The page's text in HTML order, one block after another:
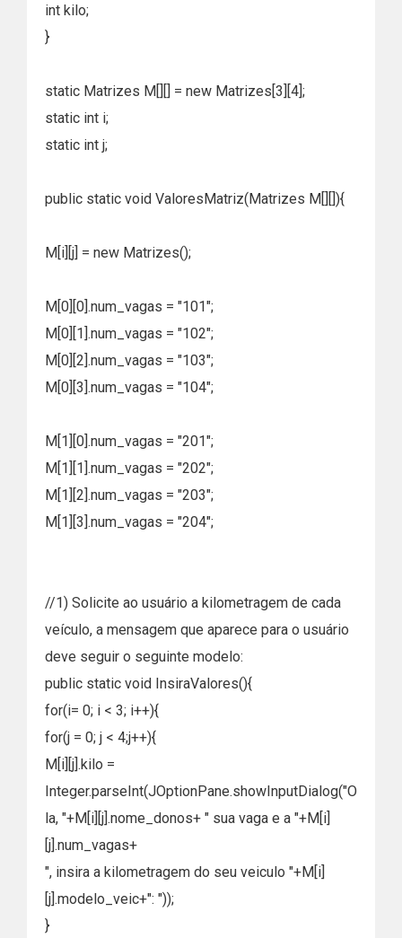
int kilo;
}
static Matrizes M[][] = new Matrizes[3][4];
static int i;
static int j;
public static void ValoresMatriz(Matrizes M[][]){
M[i][j] = new Matrizes();
M[0][0].num_vagas = "101";
M[0][1].num_vagas = "102";
M[0][2].num_vagas = "103";
M[0][3].num_vagas = "104";
M[1][0].num_vagas = "201";
M[1][1].num_vagas = "202";
M[1][2].num_vagas = "203";
M[1][3].num_vagas = "204";
//1) Solicite ao usuário a kilometragem de cada
veículo, a mensagem que aparece para o usuário
deve seguir o seguinte modelo:
public static void InsiraValores(){
for(i= 0; i < 3; i++){
for(j = 0; j < 4;j++){
M[i][j].kilo =
Integer.parseInt(JOptionPane.showInputDialog("O
la, "+M[i][j].nome_donos+ " sua vaga e a "+M[i]
[j].num_vagas+
", insira a kilometragem do seu veiculo "+M[i]
[j].modelo_veic+": "));
}